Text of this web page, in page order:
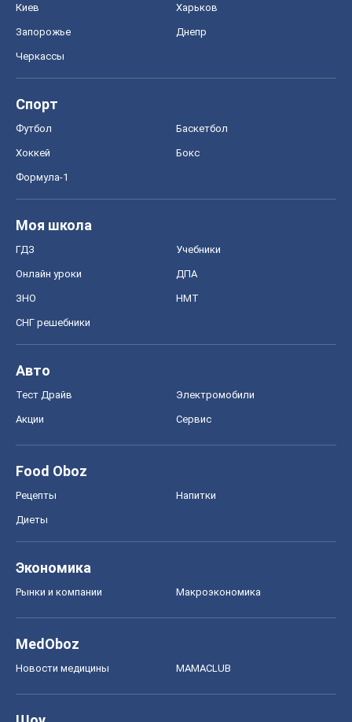
Киев Харьков
Запорожье Днепр
Черкассы
Спорт
Футбол Баскетбол
Хоккей Бокс
Формула-1
Моя школа
ГДЗ Учебники
Онлайн уроки ДПА
ЗНО НМТ
СНГ решебники
Авто
Тест Драйв Электромобили
Акции Сервис
Food Oboz
Рецепты Напитки
Диеты
Экономика
Рынки и компании Mакроэкономика
MedOboz
Новости медицины MAMACLUB